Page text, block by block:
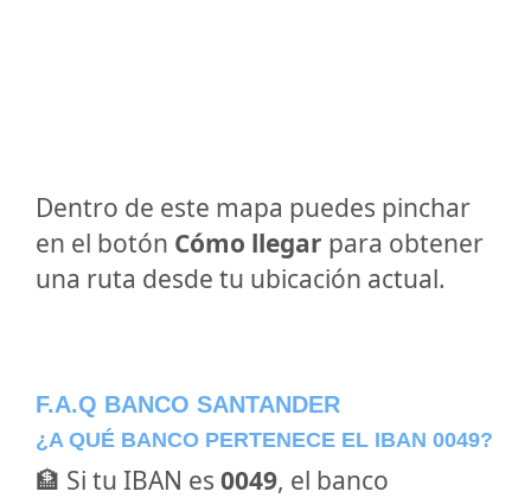
Dentro de este mapa puedes pinchar
en el botón Cómo llegar para obtener
una ruta desde tu ubicación actual.
F.A.Q BANCO SANTANDER
¿A QUÉ BANCO PERTENECE EL IBAN 0049?
🏦 Si tu IBAN es 0049, el banco